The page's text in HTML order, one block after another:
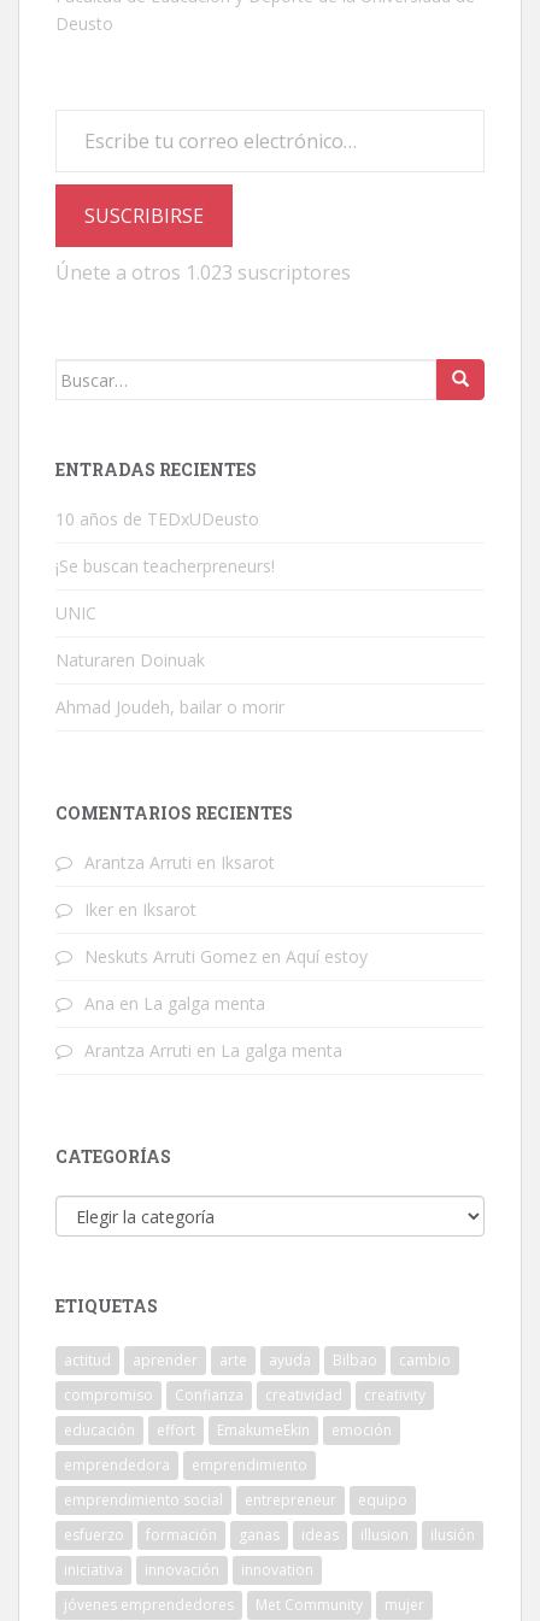
Deusto
SUSCRIBIRSE
Únete a otros 1.023 suscriptores
Buscar:
ENTRADAS RECIENTES
10 años de TEDxUDeusto
¡Se buscan teacherpreneurs!
UNIC
Naturaren Doinuak
Ahmad Joudeh, bailar o morir
COMENTARIOS RECIENTES
Arantza Arruti en Iksarot
Iker en Iksarot
Neskuts Arruti Gomez en Aquí estoy
Ana en La galga menta
Arantza Arruti en La galga menta
CATEGORÍAS
Categorías
ETIQUETAS
actitud aprender arte ayuda Bilbao
cambio
compromiso
Confianza creatividad
creativity
educación
effort EmakumeEkin
emoción
emprendedora
emprendimiento
emprendimiento social
entrepreneur
equipo
esfuerzo
formación ganas ideas illusion
ilusión
iniciativa
innovación
innovation
jóvenes emprendedores
Met Community
mujer